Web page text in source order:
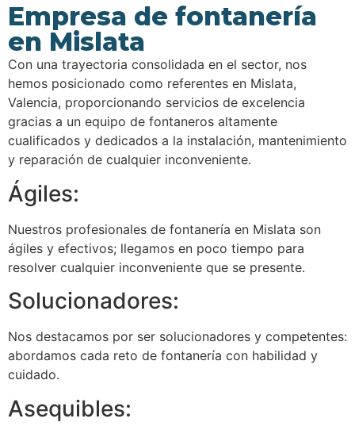
Empresa de fontanería
en Mislata
Con una trayectoria consolidada en el sector, nos
hemos posicionado como referentes en Mislata,
Valencia, proporcionando servicios de excelencia
gracias a un equipo de fontaneros altamente
cualificados y dedicados a la instalación, mantenimiento
y reparación de cualquier inconveniente.
Ágiles:
Nuestros profesionales de fontanería en Mislata son
ágiles y efectivos; llegamos en poco tiempo para
resolver cualquier inconveniente que se presente.
Solucionadores:
Nos destacamos por ser solucionadores y competentes:
abordamos cada reto de fontanería con habilidad y
cuidado.
Asequibles: